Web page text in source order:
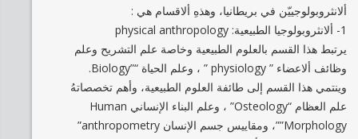
ألانثروبولوجييّن في بريطانيا، وهذهِ ألاقسام هي :
1- ألانثروبولوجيا الطبيعية: physical anthropology
يرتبط هذا القسم بالعلوم الطبيعية وخاصة علم التشريح وعلم
وظائف ألاعضاء ” physiology ” ، وعلم الحياة “”Biology.
وينتمي هذا القسم إلى طائفة العلوم الطبيعية، وأهم تخصصاتهُ
علم العظام “Osteology” ، وعلم البناء الإنساني Human
Morphology””، ومقاييس جسم الإنسان anthropometry”